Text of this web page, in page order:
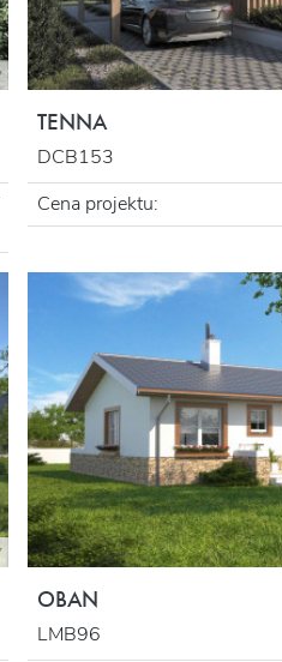
TENNA
DCB153
Cena projektu:
OBAN
LMB96